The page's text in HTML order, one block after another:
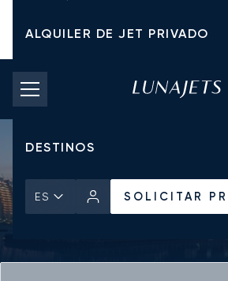
ALQUILER DE JET PRIVADO
TARIFAS DE CHÁRTER
JETS PRIVADOS
DESTINOS
ES SOLICITAR